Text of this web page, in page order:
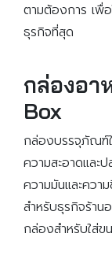
ตามต้องการ เพื่
ธุรกิจที่สุด
กล่องอา
Box
กล่องบรรจุภัณฑ์ใ
ความสะอาดและ
ความมันและควา
สำหรับธุรกิจร้าน
กล่องสำหรับใส่ข